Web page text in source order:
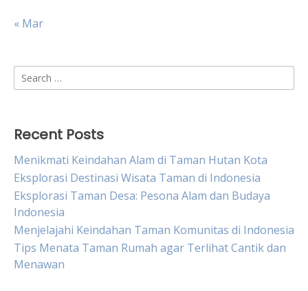
« Mar
Search
for:
Recent Posts
Menikmati Keindahan Alam di Taman Hutan Kota
Eksplorasi Destinasi Wisata Taman di Indonesia
Eksplorasi Taman Desa: Pesona Alam dan Budaya
Indonesia
Menjelajahi Keindahan Taman Komunitas di Indonesia
Tips Menata Taman Rumah agar Terlihat Cantik dan
Menawan